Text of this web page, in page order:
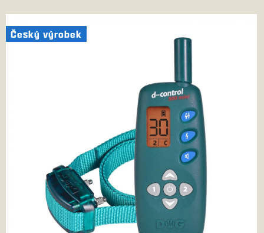
hvězdiček.
Český výrobek
Český výrobek